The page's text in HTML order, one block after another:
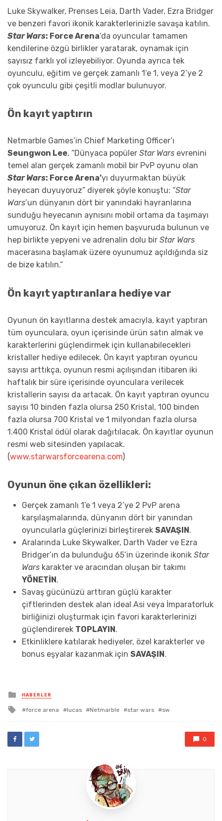
Luke Skywalker, Prenses Leia, Darth Vader, Ezra Bridger
ve benzeri favori ikonik karakterlerinizle savaşa katılın.
Star Wars: Force Arena‘da oyuncular tamamen
kendilerine özgü birlikler yaratarak, oynamak için
sayısız farklı yol izleyebiliyor. Oyunda ayrıca tek
oyunculu, eğitim ve gerçek zamanlı 1’e 1, veya 2’ye 2
çok oyunculu gibi çeşitli modlar bulunuyor.
Ön kayıt yaptırın
Netmarble Games’in Chief Marketing Officer’ı
Seungwon Lee, “Dünyaca popüler Star Wars evrenini
temel alan gerçek zamanlı mobil bir PvP oyunu olan
Star Wars: Force Arena’yı duyurmaktan büyük
heyecan duyuyoruz” diyerek şöyle konuştu: “Star
Wars’un dünyanın dört bir yanındaki hayranlarına
sunduğu heyecanın aynısını mobil ortama da taşımayı
umuyoruz. Ön kayıt için hemen başvuruda bulunun ve
hep birlikte yepyeni ve adrenalin dolu bir Star Wars
macerasına başlamak üzere oyunumuz açıldığında siz
de bize katılın.“
Ön kayıt yaptıranlara hediye var
Oyunun ön kayıtlarına destek amacıyla, kayıt yaptıran
tüm oyunculara, oyun içerisinde ürün satın almak ve
karakterlerini güçlendirmek için kullanabilecekleri
kristaller hediye edilecek. Ön kayıt yaptıran oyuncu
sayısı arttıkça, oyunun resmi açılışından itibaren iki
haftalık bir süre içerisinde oyunculara verilecek
kristallerin sayısı da artacak. Ön kayıt yaptıran oyuncu
sayısı 10 binden fazla olursa 250 Kristal, 100 binden
fazla olursa 700 Kristal ve 1 milyondan fazla olursa
1.400 Kristal ödül olarak dağıtılacak. Ön kayıtlar oyunun
resmi web sitesinden yapılacak.
(www.starwarsforcearena.com)
Oyunun öne çıkan özellikleri:
Gerçek zamanlı 1’e 1 veya 2’ye 2 PvP arena
karşılaşmalarında, dünyanın dört bir yanından
oyuncularla güçlerinizi birleştirerek SAVAŞIN .
Aralarında Luke Skywalker, Darth Vader ve Ezra
Bridger’ın da bulunduğu 65’in üzerinde ikonik Star
Wars karakter ve aracından oluşan bir takımı
YÖNETİN .
Savaş gücünüzü arttıran güçlü karakter
çiftlerinden destek alan ideal Asi veya İmparatorluk
birliğinizi oluşturmak için favori karakterlerinizi
güçlendirerek TOPLAYIN .
Etkinliklere katılarak hediyeler, özel karakterler ve
bonus eşyalar kazanmak için SAVAŞIN .
Posted
in
HABERLER
Tagged
force arena lucas Netmarble star wars sw
0